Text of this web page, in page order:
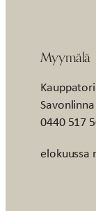
Myymälä
Savonlinna
0440 517
elokuussa